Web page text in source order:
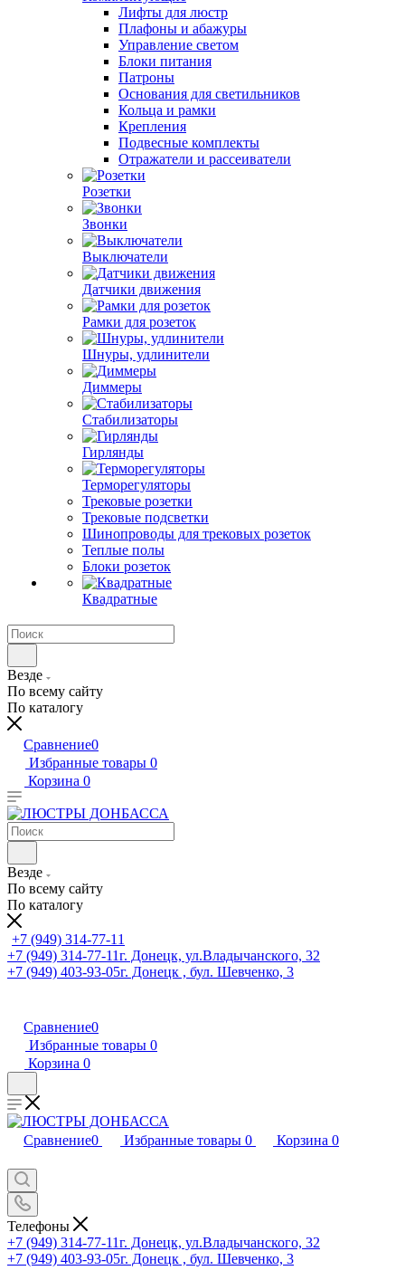
Лифты для люстр
Плафоны и абажуры
Управление светом
Блоки питания
Патроны
Основания для светильников
Кольца и рамки
Крепления
Подвесные комплекты
Отражатели и рассеиватели
Розетки
Звонки
Выключатели
Датчики движения
Рамки для розеток
Шнуры, удлинители
Диммеры
Стабилизаторы
Гирлянды
Терморегуляторы
Трековые розетки
Трековые подсветки
Шинопроводы для трековых розеток
Теплые полы
Блоки розеток
Квадратные
Везде
По всему сайту
По каталогу
Сравнение0
Избранные товары 0
Корзина 0
Везде
По всему сайту
По каталогу
+7 (949) 314-77-11
+7 (949) 314-77-11г. Донецк, ул.Владычанского, 32
+7 (949) 403-93-05г. Донецк , бул. Шевченко, 3
Сравнение0
Избранные товары 0
Корзина 0
Сравнение0 Избранные товары 0 Корзина 0
Телефоны
+7 (949) 314-77-11г. Донецк, ул.Владычанского, 32
+7 (949) 403-93-05г. Донецк , бул. Шевченко, 3